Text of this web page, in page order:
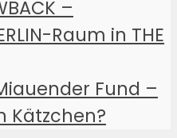
–
Raum in THE
Fund –
Kätzchen?